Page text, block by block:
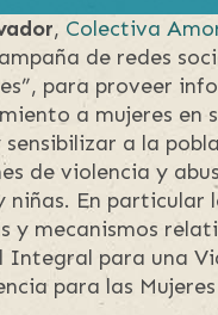
, Colectiva
de redes
para proveer
a mujeres en
a la
de violencia y
niñas. En particular
y mecanismos
Integral para una
para las